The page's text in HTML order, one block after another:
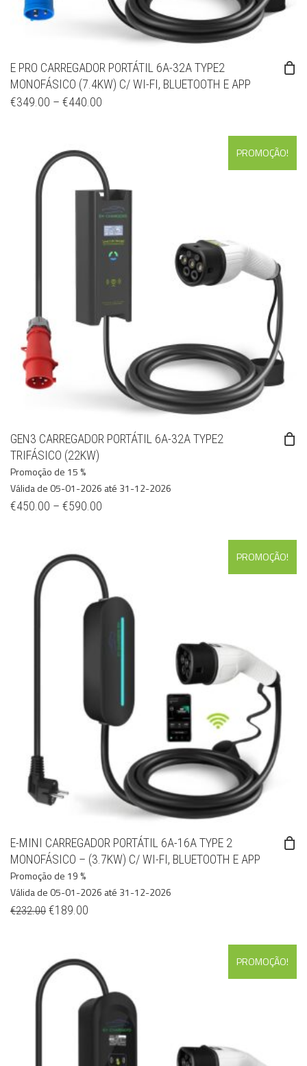
E PRO CARREGADOR PORTÁTIL 6A-32A TYPE2
MONOFÁSICO (7.4KW) C/ WI-FI, BLUETOOTH E APP
€349.00 – €440.00
PROMOÇÃO!
GEN3 CARREGADOR PORTÁTIL 6A-32A TYPE2
TRIFÁSICO (22KW)
Promoção de 15 %
Válida de 05-01-2026 até 31-12-2026
€450.00 – €590.00
PROMOÇÃO!
E-MINI CARREGADOR PORTÁTIL 6A-16A TYPE 2
MONOFÁSICO – (3.7KW) C/ WI-FI, BLUETOOTH E APP
Promoção de 19 %
Válida de 05-01-2026 até 31-12-2026
€232.00 €189.00
PROMOÇÃO!